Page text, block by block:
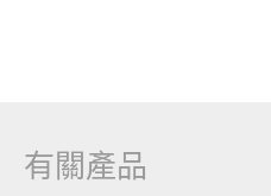
有關產品